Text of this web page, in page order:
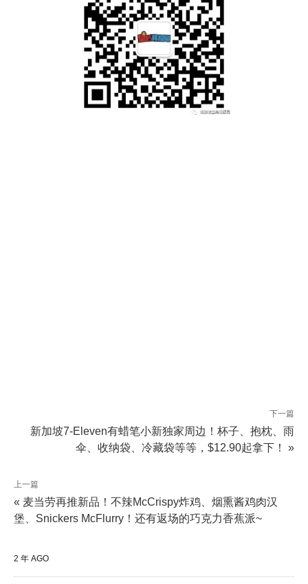
下一篇
新加坡7-Eleven有蜡笔小新独家周边！杯子、抱枕、雨
伞、收纳袋、冷藏袋等等，$12.90起拿下！ »
上一篇
« 麦当劳再推新品！不辣McCrispy炸鸡、烟熏酱鸡肉汉
堡、Snickers McFlurry！还有返场的巧克力香蕉派~
2 年 AGO